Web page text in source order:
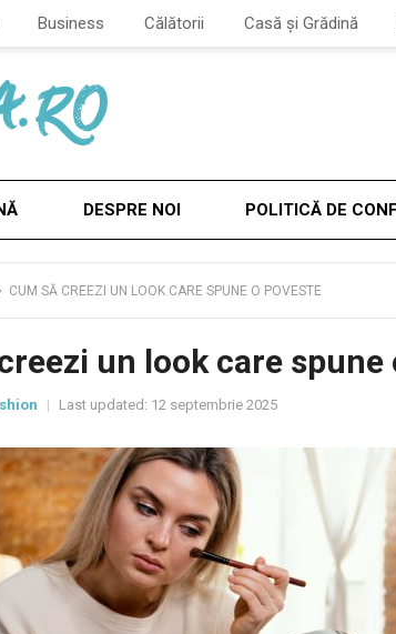
Business Călătorii Casă și Grădină
DESPRE NOI POLITICĂ DE
CUM SĂ CREEZI UN LOOK CARE SPUNE O POVESTE
un look care spune
Last updated: 12 septembrie 2025